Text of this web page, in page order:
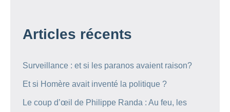
Articles récents
Surveillance : et si les paranos avaient raison?
Et si Homère avait inventé la politique ?
Le coup d’œil de Philippe Randa : Au feu, les